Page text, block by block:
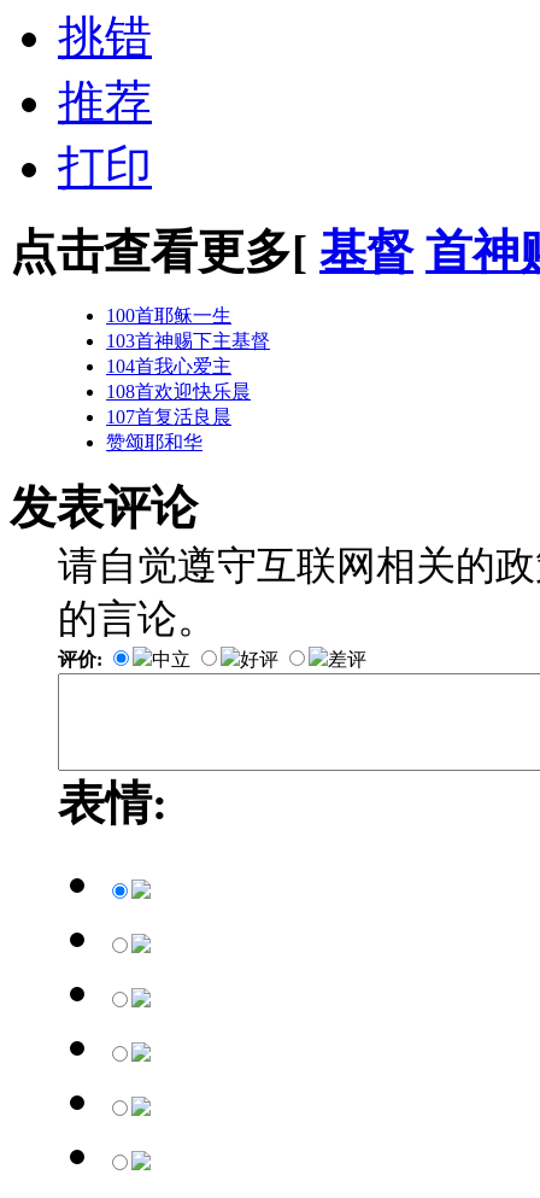
挑错
推荐
打印
点击查看更多[ 基督 首神
100首耶稣一生
103首神赐下主基督
104首我心爱主
108首欢迎快乐晨
107首复活良晨
赞颂耶和华
发表评论
请自觉遵守互联网相关的
的言论。
评价: 中立 好评 差评
表情: